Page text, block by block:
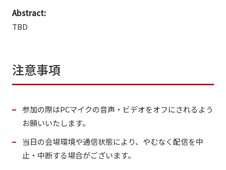
Abstract:
TBD
注意事項
参加の際はPCマイクの音声・ビデオをオフにされるよう
お願いいたします。
当日の会場環境や通信状態により、やむなく配信を中
止・中断する場合がございます。